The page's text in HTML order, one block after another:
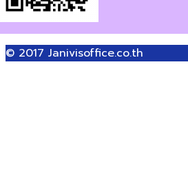
© 2017 Janivisoffice.co.th